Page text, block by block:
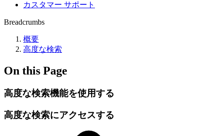
カスタマー サポート
Breadcrumbs
概要
高度な検索
On this Page
高度な検索機能を使用する
高度な検索にアクセスする